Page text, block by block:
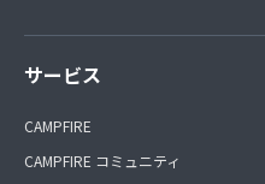
サービス
CAMPFIRE
CAMPFIRE コミュニティ